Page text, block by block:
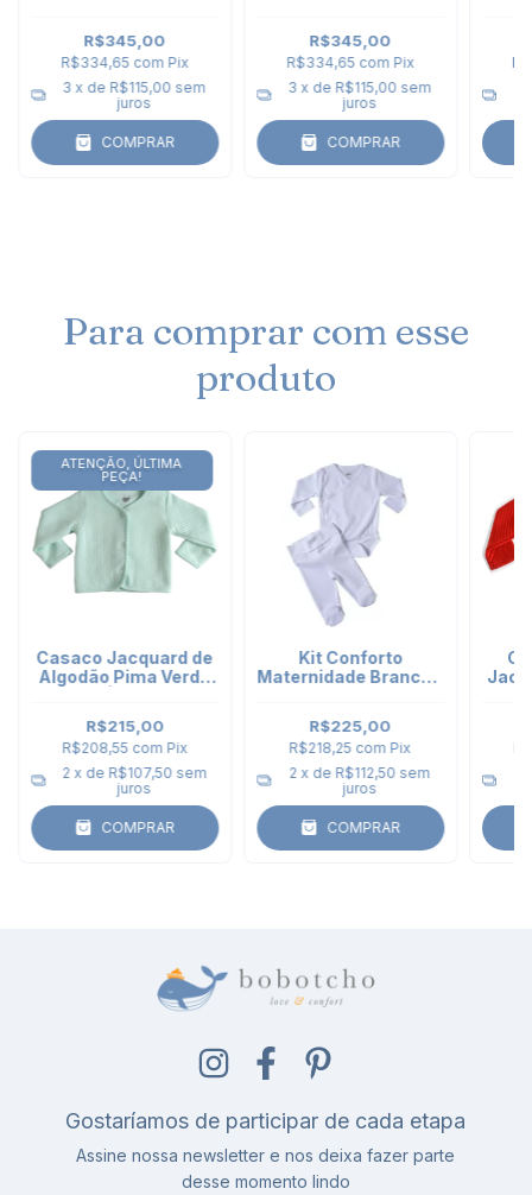
R$345,00
R$334,65 com Pix
3 x de R$115,00 sem
juros
COMPRAR
R$345,00
R$334,65 com Pix
3 x de R$115,00 sem
juros
COMPRAR
Para comprar com esse
produto
ATENÇÃO, ÚLTIMA
PEÇA!
Casaco Jacquard de
Algodão Pima Verde
R$215,00
R$208,55 com Pix
2 x de R$107,50 sem
juros
COMPRAR
Kit Conforto
Maternidade Branco -
R$225,00
R$218,25 com Pix
2 x de R$112,50 sem
juros
COMPRAR
Gostaríamos de participar de cada etapa
Assine nossa newsletter e nos deixa fazer parte
desse momento lindo